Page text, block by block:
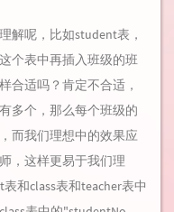
解呢，比如student表，
个表中再插入班级的班
合适吗？肯定不合适，
多个，那么每个班级的
而我们理想中的效果应
，这样更易于我们理
和class表和teacher表中